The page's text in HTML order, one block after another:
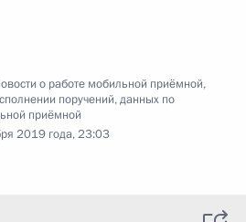
о работе мобильной приёмной,
поручений, данных по
приёмной
2019 года, 23:03